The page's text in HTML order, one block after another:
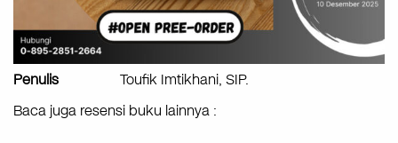
Penulis
Toufik Imtikhani, SIP.
Baca juga resensi buku lainnya :